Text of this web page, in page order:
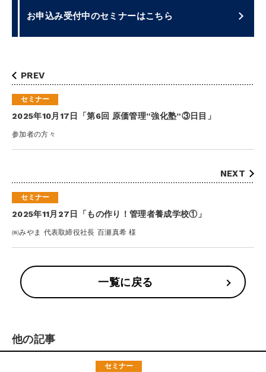
お申込み受付中のセミナーはこちら
PREV
セミナー
2025年10月17日「第6回 原価管理”強化塾”③日目」
参加者の方々
NEXT
セミナー
2025年11月27日「もの作り！管理者養成学校①」
㈱みやま 代表取締役社長 百瀬真希 様
一覧に戻る
他の記事
セミナー